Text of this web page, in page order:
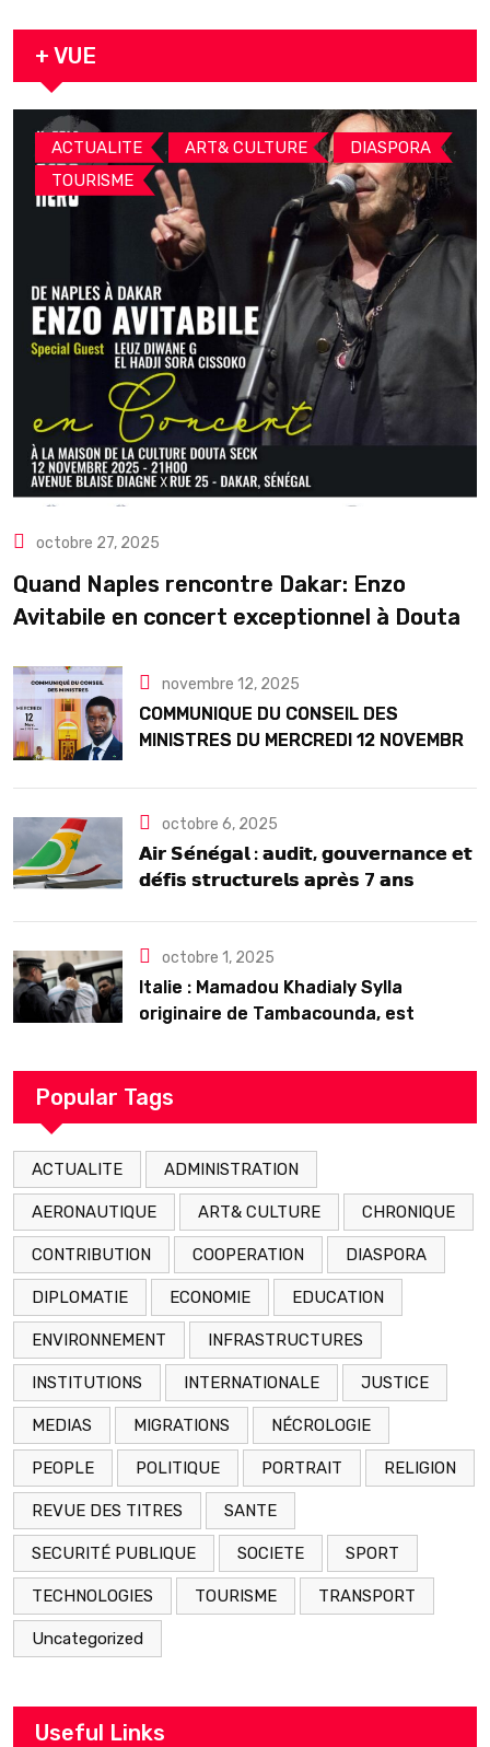
+ VUE
ACTUALITE , ART& CULTURE , DIASPORA ,
TOURISME
octobre 27, 2025
Quand Naples rencontre Dakar: Enzo
Avitabile en concert exceptionnel à Douta
novembre 12, 2025
COMMUNIQUE DU CONSEIL DES
MINISTRES DU MERCREDI 12 NOVEMBRE
octobre 6, 2025
𝗔𝗶𝗿 𝗦𝗲́𝗻𝗲́𝗴𝗮𝗹 : 𝗮𝘂𝗱𝗶𝘁, 𝗴𝗼𝘂𝘃𝗲𝗿𝗻𝗮𝗻𝗰𝗲 𝗲𝘁
𝗱𝗲́𝗳𝗶𝘀 𝘀𝘁𝗿𝘂𝗰𝘁𝘂𝗿𝗲𝗹𝘀 𝗮𝗽𝗿𝗲̀𝘀 7 𝗮𝗻𝘀
octobre 1, 2025
Italie : Mamadou Khadialy Sylla
originaire de Tambacounda, est
arrestation
Popular Tags
ACTUALITE ADMINISTRATION
AERONAUTIQUE ART& CULTURE CHRONIQUE
CONTRIBUTION COOPERATION DIASPORA
DIPLOMATIE ECONOMIE EDUCATION
ENVIRONNEMENT INFRASTRUCTURES
INSTITUTIONS INTERNATIONALE JUSTICE
MEDIAS MIGRATIONS NÉCROLOGIE
PEOPLE POLITIQUE PORTRAIT RELIGION
REVUE DES TITRES SANTE
SECURITÉ PUBLIQUE SOCIETE SPORT
TECHNOLOGIES TOURISME TRANSPORT
Uncategorized
Useful Links